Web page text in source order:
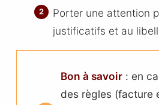
Porter une attention
justificatifs et au
Bon à savoir : en
des règles (facture